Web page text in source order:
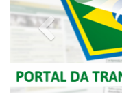
Previous